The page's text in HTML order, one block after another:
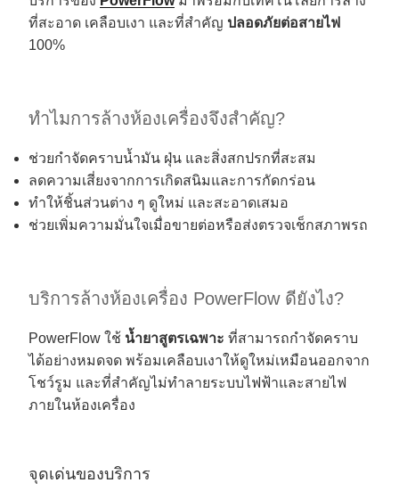
ที่สะอาด เคลือบเงา และที่สำคัญ ปลอดภัยต่อสายไฟ
100%
ทำไมการล้างห้องเครื่องจึงสำคัญ?
ช่วยกำจัดคราบน้ำมัน ฝุ่น และสิ่งสกปรกที่สะสม
ลดความเสี่ยงจากการเกิดสนิมและการกัดกร่อน
ทำให้ชิ้นส่วนต่าง ๆ ดูใหม่ และสะอาดเสมอ
ช่วยเพิ่มความมั่นใจเมื่อขายต่อหรือส่งตรวจเช็กสภาพรถ
บริการล้างห้องเครื่อง PowerFlow ดียังไง?
PowerFlow ใช้ น้ำยาสูตรเฉพาะ ที่สามารถกำจัดคราบ
ได้อย่างหมดจด พร้อมเคลือบเงาให้ดูใหม่เหมือนออกจาก
โชว์รูม และที่สำคัญไม่ทำลายระบบไฟฟ้าและสายไฟ
ภายในห้องเครื่อง
จุดเด่นของบริการ